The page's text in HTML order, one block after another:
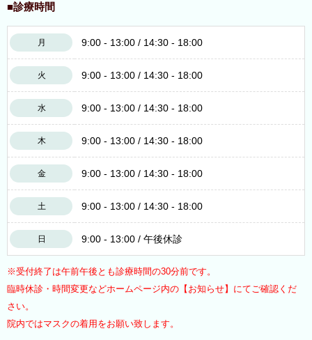
■診療時間
月 9:00 - 13:00 / 14:30 - 18:00
火 9:00 - 13:00 / 14:30 - 18:00
水 9:00 - 13:00 / 14:30 - 18:00
木 9:00 - 13:00 / 14:30 - 18:00
金 9:00 - 13:00 / 14:30 - 18:00
土 9:00 - 13:00 / 14:30 - 18:00
日 9:00 - 13:00 / 午後休診
※受付終了は午前午後とも診療時間の30分前です。
臨時休診・時間変更などホームページ内の【お知らせ】にてご確認くだ
さい。
院内ではマスクの着用をお願い致します。